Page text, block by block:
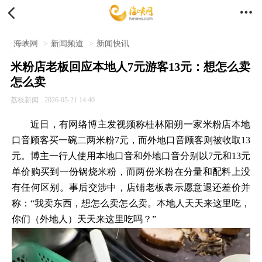
 
海峡网 > 新闻频道 > 新闻快讯
米粉店老板回应本地人7元游客13元：想怎么卖
怎么卖
荔枝新闻 2026-05-21 14:40
近日，有网络博主发视频称桂林阳朔一家米粉店本地
口音顾客买一碗二两米粉7元，而外地口音顾客则被收取13
元。博主一行人使用本地口音和外地口音分别以7元和13元
单价购买到一份锅烧米粉，而两份米粉在分量和配料上没
有任何区别。事后交涉中，店铺老板表示愿意退还差价并
称：“我卖东西，想怎么卖怎么卖。本地人天天来这里吃，
你们（外地人）天天来这里吃吗？”